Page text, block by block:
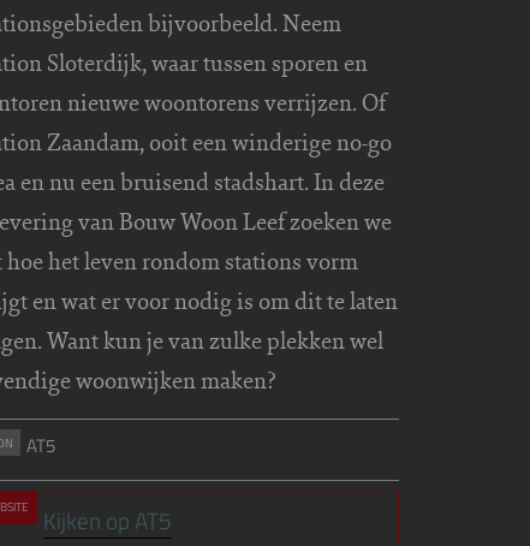
bijvoorbeeld. Neem
Sloterdijk, waar tussen sporen en
nieuwe woontorens verrijzen. Of
Zaandam, ooit een winderige no-go
en nu een bruisend stadshart. In deze
van Bouw Woon Leef zoeken we
het leven rondom stations vorm
en wat er voor nodig is om dit te laten
Want kun je van zulke plekken wel
woonwijken maken?
AT5
Kijken op AT5